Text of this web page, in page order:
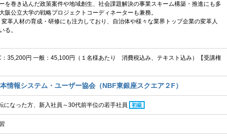
を巻き込んだ政策案件や地域創生、社会課題解決の事業スキーム構築・推進にも多
阪公立大学の戦略プロジェクトコーディネーターも兼務。
革人材の育成・研修にも注力しており、自治体や様々な業界トップ企業の変革人
る。
：35,200円 一般：45,100円（１名様あたり 消費税込み、テキスト込み）【受講権
情報システム・ユーザー協会（NBF東銀座スクエア２F）
になった方、新入社員～30代前半位の若手社員 初級